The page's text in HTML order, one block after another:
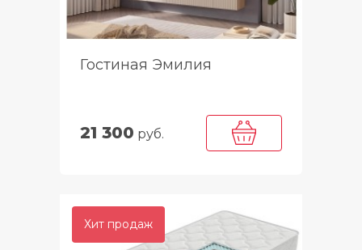
Гостиная Эмилия
21 300 руб.
Хит продаж